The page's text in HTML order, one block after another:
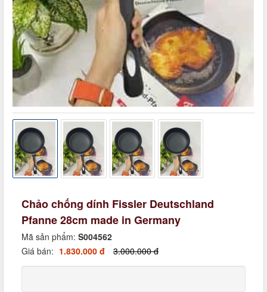
Chảo chống dính Fissler Deutschland
Pfanne 28cm made in Germany
Mã sản phẩm: S004562
Giá bán: 1.830.000 đ 3.000.000 đ